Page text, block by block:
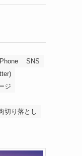
SNS
ジ
切り落とし